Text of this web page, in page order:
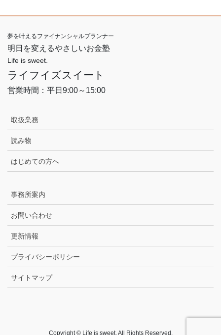
夢を叶えるファイナンシャルプランナー
明日を変えるやさしいお金塾
Life is sweet.
ライフイズスイート
営業時間：平日9:00～15:00
取扱業務
読み物
はじめての方へ
事務所案内
お問い合わせ
更新情報
プライバシーポリシー
サイトマップ
Copyright © Life is sweet. All Rights Reserved.